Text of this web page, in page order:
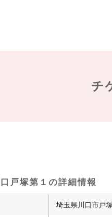
チ
戸塚第１の詳細情報
埼玉県川口市戸